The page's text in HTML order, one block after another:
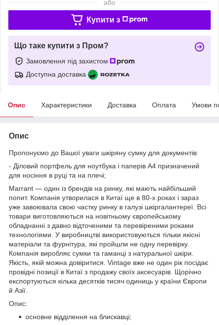
або
Купити з
Що таке купити з Пром?
Замовлення під захистом
Доступна доставка
Опис Характеристики Доставка Оплата Умови
Опис
Пропонуємо до Вашої уваги шкіряну сумку для документів:
- Діловий портфель для ноутбука і паперів А4 призначений
для носіння в руці та на плечі;
Marrant — один із брендів на ринку, які мають найбільший
попит. Компанія утворилася в Китаї ще в 80-х роках і зараз
уже завоювала свою частку ринку в галузі шкіргалантереї. Всі
товари виготовляються на новітньому європейському
обладнанні з давно відточеними та перевіреними роками
технологіями. У виробництві використовуються тільки якісні
матеріали та фурнітура, які пройшли не одну перевірку.
Компанія виробляє сумки та гаманці з натуральної шкіри.
Якість, якій можна довіритися. Vintage вже не один рік посідає
провідні позиції в Китаї з продажу своїх аксесуарів. Щорічно
експортуються кілька десятків тисяч одиниць у країни Європи
й Азії.
Опис:
основне відділення на блискавці;